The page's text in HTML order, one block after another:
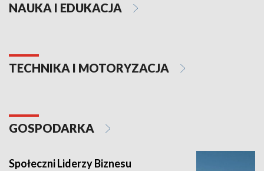
NAUKA I EDUKACJA
TECHNIKA I MOTORYZACJA
GOSPODARKA
Społeczni Liderzy Biznesu